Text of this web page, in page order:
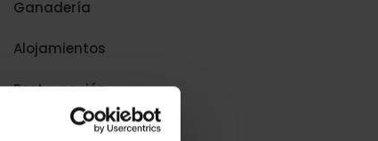
Ganadería
Alojamientos
Restauración
Producción Alimentaria